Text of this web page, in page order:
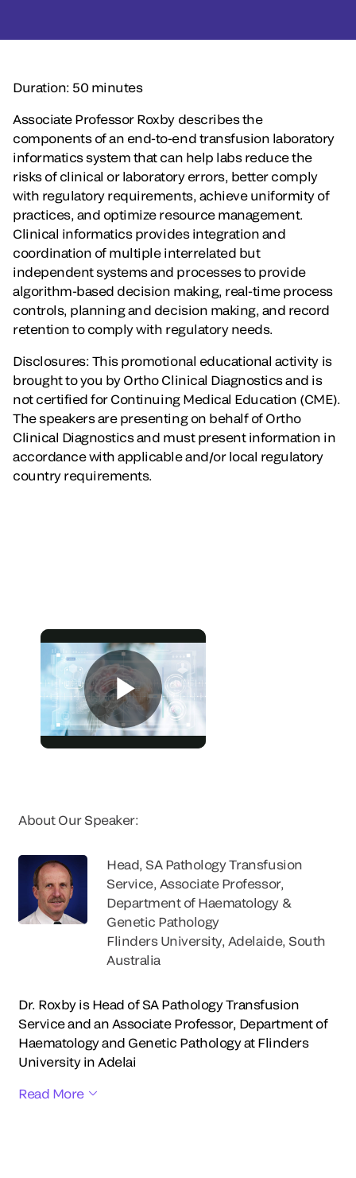
Duration: 50 minutes
Associate Professor Roxby describes the
components of an end-to-end transfusion laboratory
informatics system that can help labs reduce the
risks of clinical or laboratory errors, better comply
with regulatory requirements, achieve uniformity of
practices, and optimize resource management.
Clinical informatics provides integration and
coordination of multiple interrelated but
independent systems and processes to provide
algorithm-based decision making, real-time process
controls, planning and decision making, and record
retention to comply with regulatory needs.
Disclosures: This promotional educational activity is
brought to you by Ortho Clinical Diagnostics and is
not certified for Continuing Medical Education (CME).
The speakers are presenting on behalf of Ortho
Clinical Diagnostics and must present information in
accordance with applicable and/or local regulatory
country requirements.
About Our Speaker:
Head, SA Pathology Transfusion
Service, Associate Professor,
Department of Haematology &
Genetic Pathology
Flinders University, Adelaide, South
Australia
Dr. Roxby is Head of SA Pathology Transfusion
Service and an Associate Professor, Department of
Haematology and Genetic Pathology at Flinders
University in Adelai
Read More